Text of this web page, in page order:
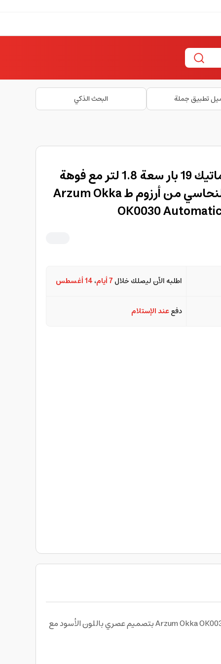
تطبيق جملة البحث الذكي
ماكينة اسبريسو اوتوماتيك 19 بار سعة 1.8 لتر مع فوهة
بخار باللون الاسود و النحاسي من أرزوم ط Arzum Okka
OK0030
اطلبه الآن ليصلك خلال 7 أيام ، 14 أغسطس
دفععند الإستلام
استمتع بتحضير قهوة مقهى احترافية في منزلك مع الة اسبريسو مع فوهة بخار من أرزوم Arzum Okka OK0030 Automatic Espresso Machine بتصميم عصري باللون الأسود مع